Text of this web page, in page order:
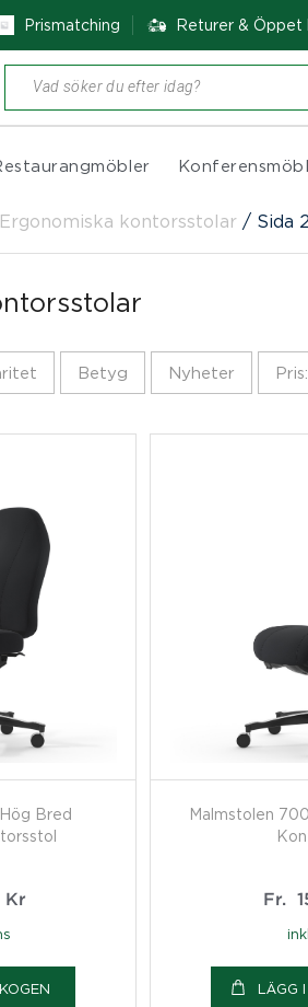
Prismatching Returer & Öppet
Produktsökning
Ergonomiska kontorsstolar / Sida 2
Betyg Nyheter
Bred
Kr
Malmstolen
Fr.
LÄGG